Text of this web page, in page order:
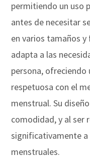
permitiendo un uso
antes de necesitar
en varios tamaños
adapta a las
persona, ofreciendo
respetuosa con el
menstrual. Su
comodidad, y al ser
significativamente a
menstruales.